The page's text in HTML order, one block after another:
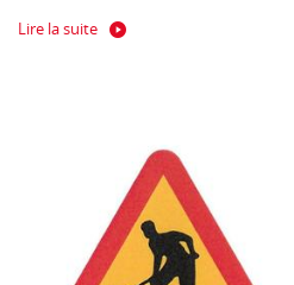
Lire la suite